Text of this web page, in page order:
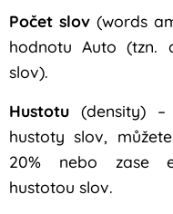
Počet slov(words
hodnotu Auto (tzn.
slov).
Hustotu (density)
hustoty slov,
20% nebo zase
hustotou slov.